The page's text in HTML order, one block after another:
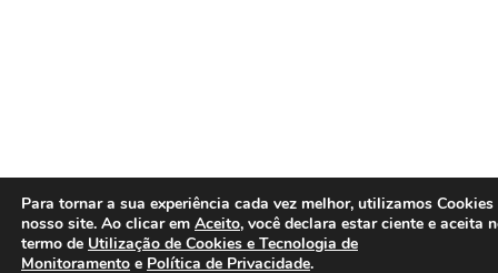
Para tornar a sua experiência cada vez melhor, utilizamos Cookies
nosso site. Ao clicar em Aceito, você declara estar ciente e aceita
termo de Utilização de Cookies e Tecnologia de
Monitoramento e Política de Privacidade.